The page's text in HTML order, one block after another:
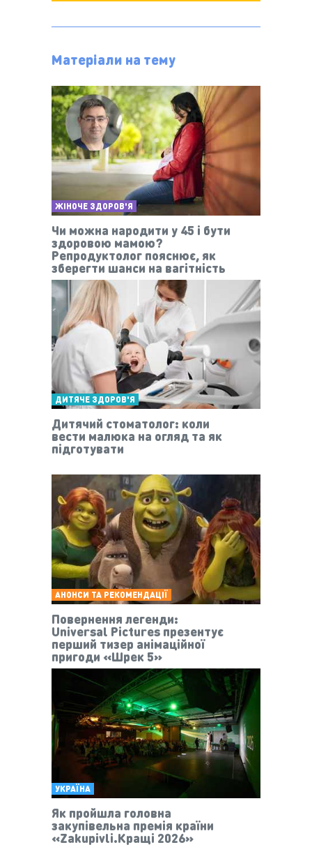
Матеріали на тему
ЖІНОЧЕ ЗДОРОВ'Я
Чи можна народити у 45 і бути
здоровою мамою?
Репродуктолог пояснює, як
зберегти шанси на вагітність
ДИТЯЧЕ ЗДОРОВ'Я
Дитячий стоматолог: коли
вести малюка на огляд та як
підготувати
АНОНСИ ТА РЕКОМЕНДАЦІЇ
Повернення легенди:
Universal Pictures презентує
перший тизер анімаційної
пригоди «Шрек 5»
УКРАЇНА
Як пройшла головна
закупівельна премія країни
«Zakupivli.Кращі 2026»